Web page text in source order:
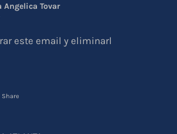
Angelica Tovar
este email y eliminarl
Share